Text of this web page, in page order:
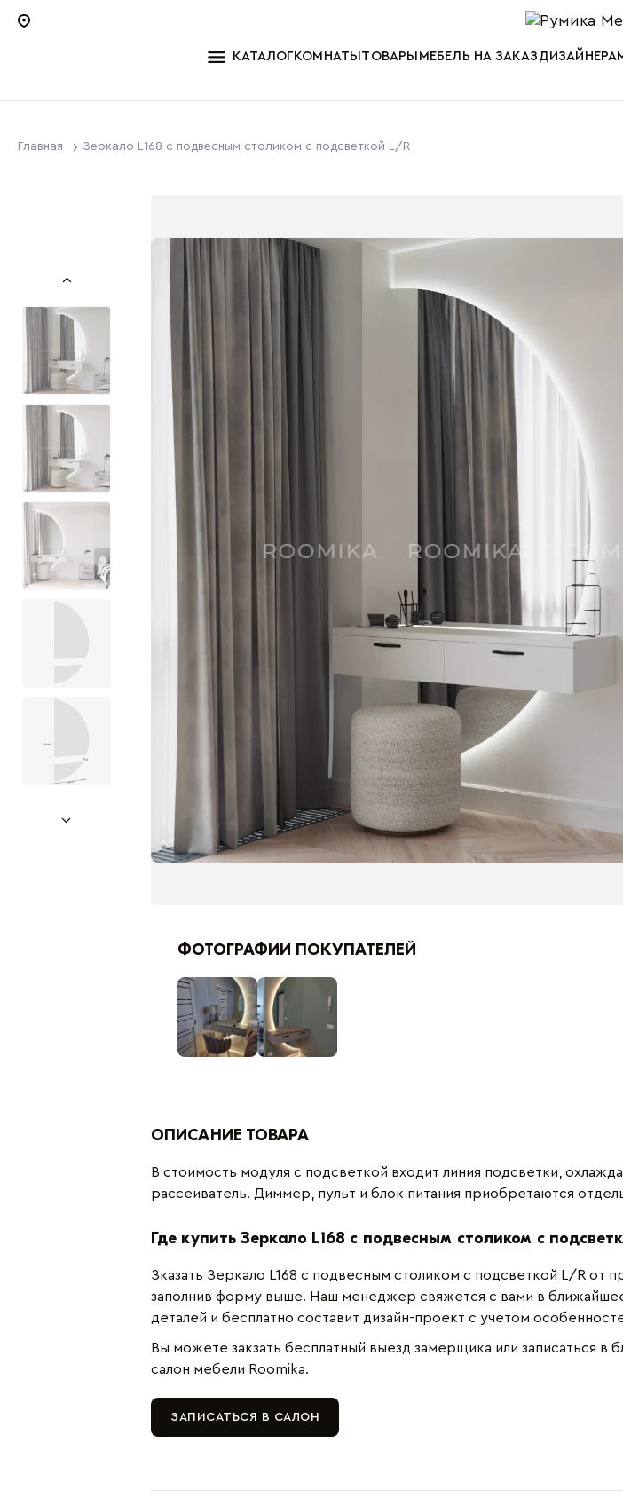
КАТАЛОГ КОМНАТЫ ТОВАРЫ МЕБЕЛЬ НА ЗАКАЗ
Главная Зеркало L168 с подвесным столиком с подсветкой L/R
ФОТОГРАФИИ ПОКУПАТЕЛЕЙ
ОПИСАНИЕ ТОВАРА
В стоимость модуля с подсветкой входит линия подсветки,
рассеиватель. Диммер, пульт и блок питания приобретаются
Где купить Зеркало L168 с подвесным столиком с
Зказать Зеркало L168 с подвесным столиком с подсветкой L/R от
заполнив форму выше. Наш менеджер свяжется с вами в
деталей и бесплатно составит дизайн-проект с учетом
Вы можете закзать бесплатный выезд замерщика или записаться в
салон мебели Roomika.
ЗАПИСАТЬСЯ В САЛОН